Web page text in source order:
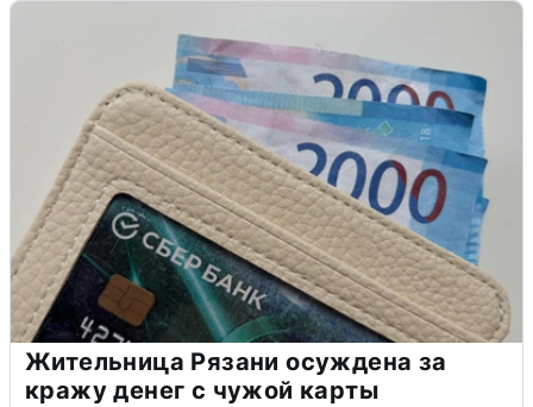
Жительница Рязани осуждена за
кражу денег с чужой карты